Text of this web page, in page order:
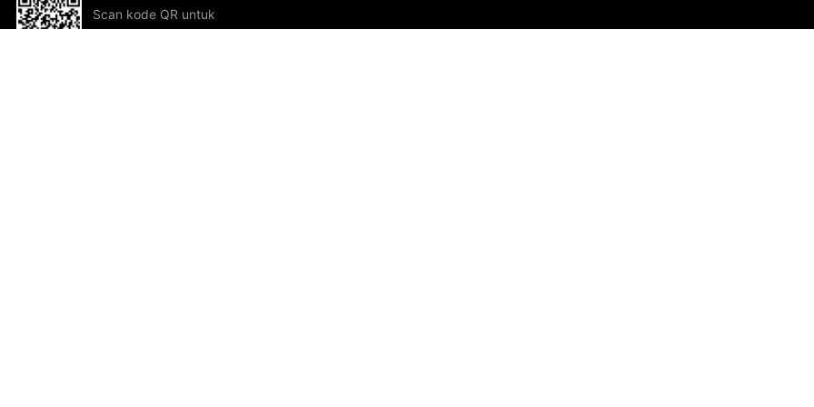
Scan kode QR untuk
mengunduh sekarang!